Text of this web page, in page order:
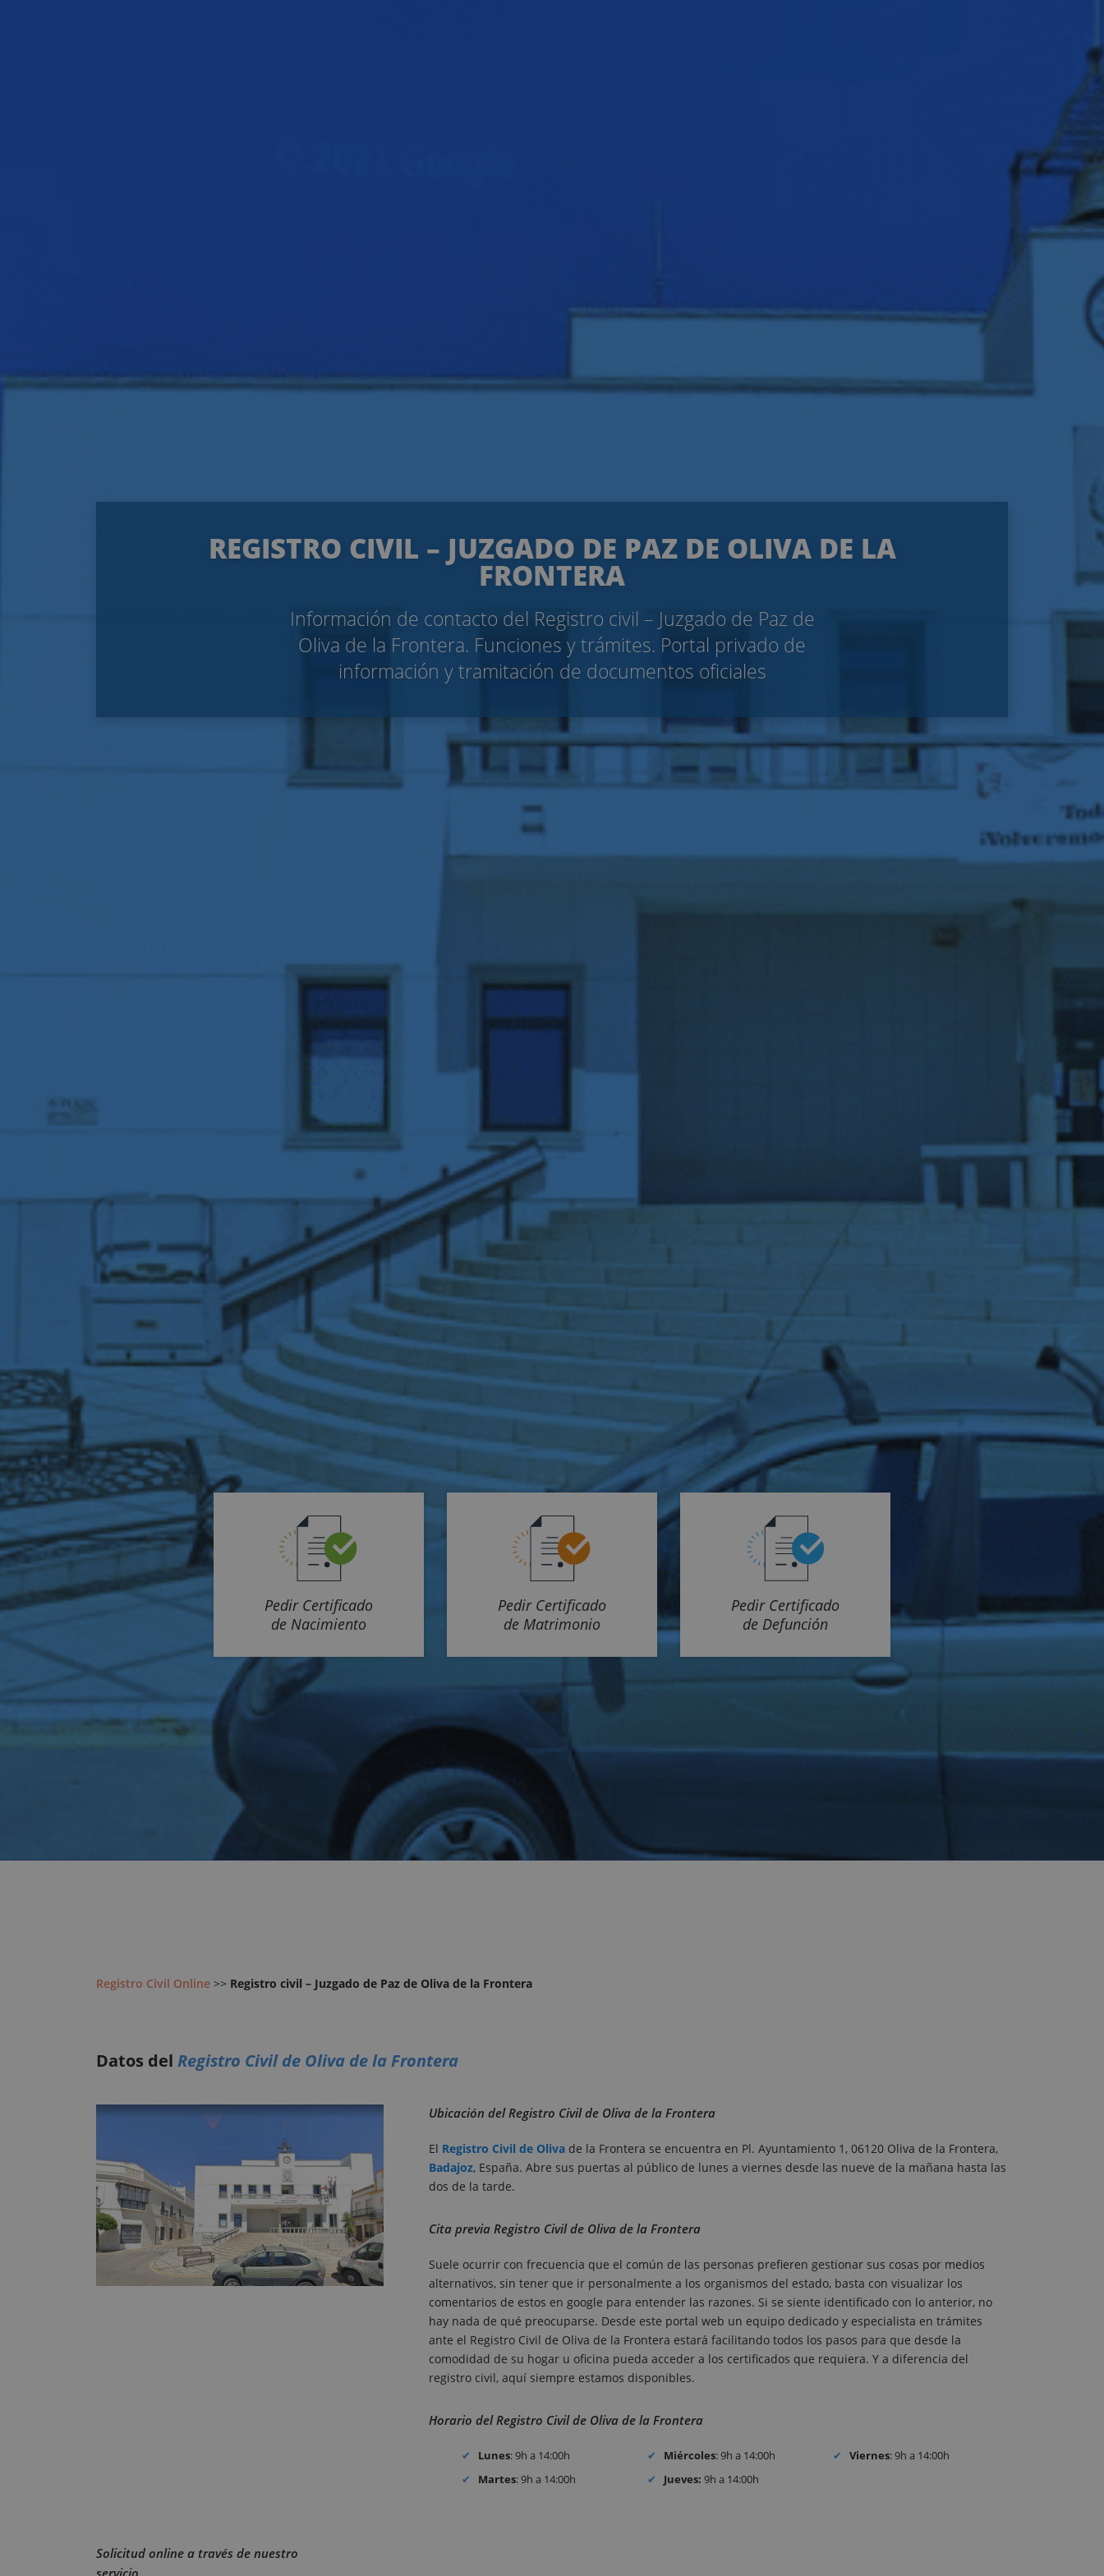
REGISTRO CIVIL – JUZGADO DE PAZ DE OLIVA DE LA
FRONTERA
Información de contacto del Registro civil – Juzgado de Paz de
Oliva de la Frontera. Funciones y trámites. Portal privado de
información y tramitación de documentos oficiales
Pedir Certificado
de Nacimiento
Pedir Certificado
de Matrimonio
Pedir Certificado
de Defunción
Registro Civil Online >> Registro civil – Juzgado de Paz de Oliva de la Frontera
Datos del Registro Civil de Oliva de la Frontera
Ubicación del Registro Civil de Oliva de la Frontera
El Registro Civil de Oliva de la Frontera se encuentra en Pl. Ayuntamiento 1, 06120 Oliva de la Frontera,
Badajoz, España. Abre sus puertas al público de lunes a viernes desde las nueve de la mañana hasta las
dos de la tarde.
Cita previa Registro Civil de Oliva de la Frontera
Suele ocurrir con frecuencia que el común de las personas prefieren gestionar sus cosas por medios
alternativos, sin tener que ir personalmente a los organismos del estado, basta con visualizar los
comentarios de estos en google para entender las razones. Si se siente identificado con lo anterior, no
hay nada de qué preocuparse. Desde este portal web un equipo dedicado y especialista en trámites
ante el Registro Civil de Oliva de la Frontera estará facilitando todos los pasos para que desde la
comodidad de su hogar u oficina pueda acceder a los certificados que requiera. Y a diferencia del
registro civil, aquí siempre estamos disponibles.
Horario del Registro Civil de Oliva de la Frontera
Lunes: 9h a 14:00h
Martes: 9h a 14:00h
Miércoles: 9h a 14:00h
Jueves: 9h a 14:00h
Viernes: 9h a 14:00h
Solicitud online a través de nuestro
servicio